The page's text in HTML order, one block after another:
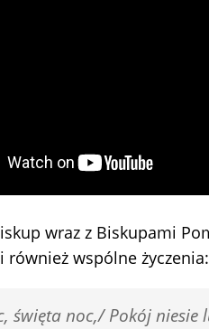
wraz z Biskupami
również wspólne życzenia:
święta noc,/ Pokój niesie